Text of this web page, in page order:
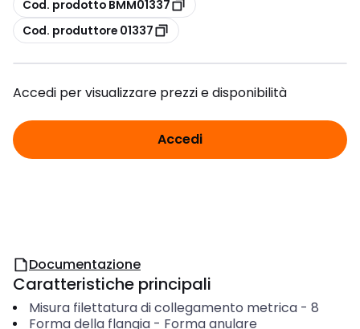
Cod. prodotto BMM01337
copia
Cod. produttore 01337
Accedi per visualizzare prezzi e disponibilità
Accedi
Documentazione
Caratteristiche principali
Misura filettatura di collegamento metrica- 8
Forma della flangia- Forma anulare